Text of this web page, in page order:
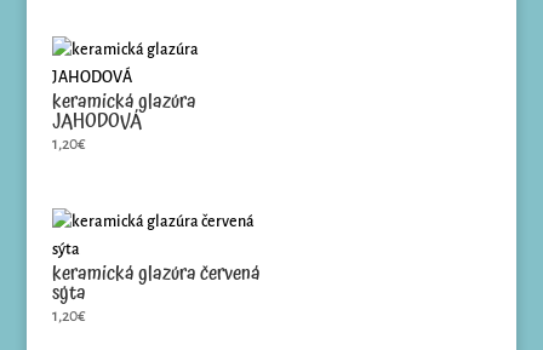
keramická glazúra
JAHODOVÁ
1,20€
keramická glazúra červená
sýta
1,20€